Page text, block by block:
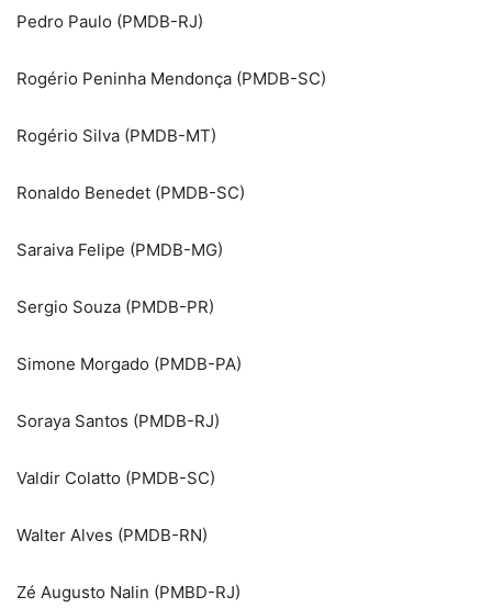
Pedro Paulo (PMDB-RJ)
Rogério Peninha Mendonça (PMDB-SC)
Rogério Silva (PMDB-MT)
Ronaldo Benedet (PMDB-SC)
Saraiva Felipe (PMDB-MG)
Sergio Souza (PMDB-PR)
Simone Morgado (PMDB-PA)
Soraya Santos (PMDB-RJ)
Valdir Colatto (PMDB-SC)
Walter Alves (PMDB-RN)
Zé Augusto Nalin (PMBD-RJ)